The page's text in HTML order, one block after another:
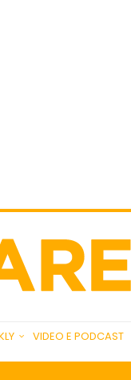
VIDEO E PODCAST